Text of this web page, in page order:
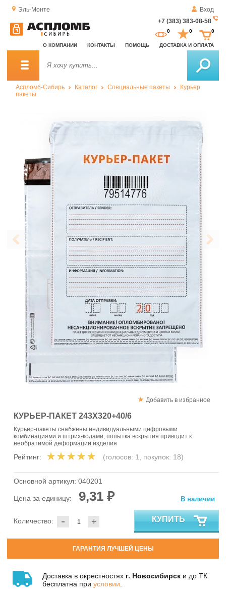
Эль-Монте
Вход
+7 (383) 383-08-58
О КОМПАНИИ КОНТАКТЫ ПОМОЩЬ ДОСТАВКА И ОПЛАТА
0 0 0
Аспломб-Сибирь Каталог Специальные пакеты
Курьер
пакеты
Добавить в избранное
КУРЬЕР-ПАКЕТ 243Х320+40/6
Курьер-пакеты снабжены индивидуальными цифровыми
комбинациями и штрих-кодами, попытка вскрытия приводит к
необратимой деформации изделия
Рейтинг: (голосов: 1, покупок: 18)
Основной артикул: 040201
Цена за единицу: 9,31 ₽
- +
Количество:
В наличии
КУПИТЬ
ГАРАНТИЯ ЛУЧШЕЙ ЦЕНЫ
Доставка в окрестностях г. Новосибирск и до ТК
бесплатна при условии